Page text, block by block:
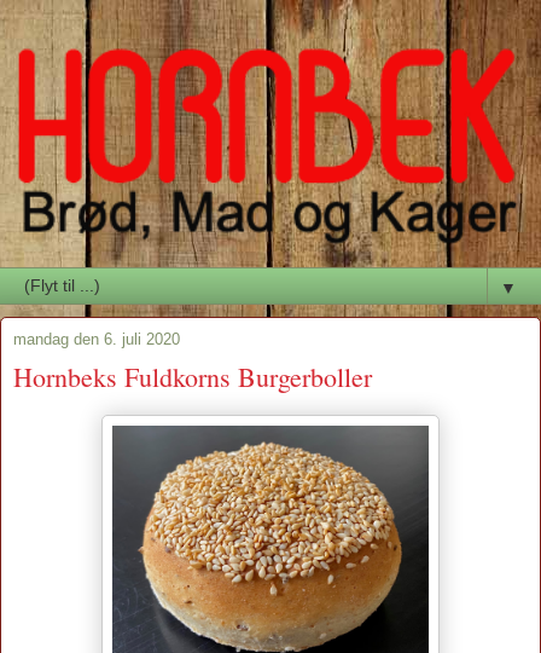
▼
mandag den 6. juli 2020
Hornbeks Fuldkorns Burgerboller